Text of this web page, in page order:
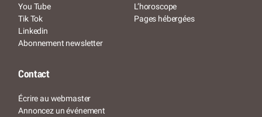
You Tube
Tik Tok
Linkedin
Abonnement newsletter
L’horoscope
Pages hébergées
Contact
Écrire au webmaster
Annoncez un événement